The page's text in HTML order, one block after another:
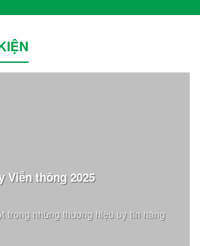
Viễn thông 2025
trong những thương hiệu uy tín hàng